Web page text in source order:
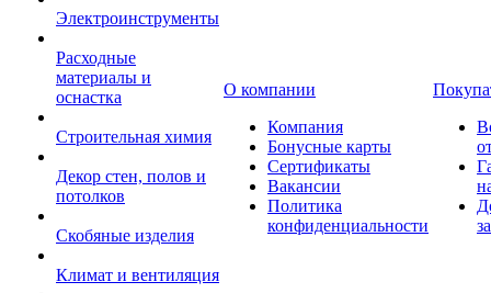
Электроинструменты
Расходные
материалы и
оснастка
Строительная химия
Декор стен, полов и
потолков
Скобяные изделия
Климат и вентиляция
О компании
Компания
Бонусные карты
Сертификаты
Вакансии
Политика
конфиденциальности